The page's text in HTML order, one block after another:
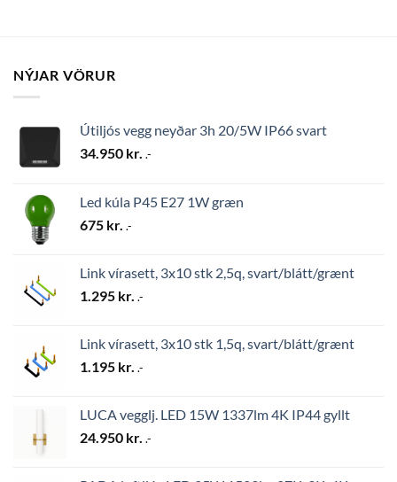
NÝJAR VÖRUR
Útiljós vegg neyðar 3h 20/5W IP66 svart
34.950 kr. .-
Led kúla P45 E27 1W græn
675 kr. .-
Link vírasett, 3x10 stk 2,5q, svart/blátt/grænt
1.295 kr. .-
Link vírasett, 3x10 stk 1,5q, svart/blátt/grænt
1.195 kr. .-
LUCA vegglj. LED 15W 1337lm 4K IP44 gyllt
24.950 kr. .-